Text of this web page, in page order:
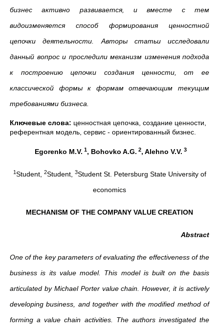
бизнес активно развивается, и вместе с тем
видоизменяется способ формирования ценностной
цепочки деятельности. Авторы статьи исследовали
данный вопрос и проследили механизм изменения подхода
к построению цепочки создания ценности, от ее
классической формы к формам отвечающим текущим
требованиями бизнеса.
Ключевые слова: ценностная цепочка, создание ценности,
референтная модель, сервис - ориентированный бизнес.
Egorenko M.V. 1, Bohovko A.G. 2, Alehno V.V. 3
1Student, 2Student, 3Student St. Petersburg State University of
economics
MECHANISM OF THE COMPANY VALUE CREATION
Abstract
One of the key parameters of evaluating the effectiveness of the
business is its value model. This model is built on the basis
articulated by Michael Porter value chain. However, it is actively
developing business, and together with the modified method of
forming a value chain activities. The authors investigated the